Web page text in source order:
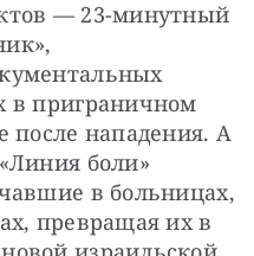
— 23-минутный
в приграничном
после нападения. А
боли»
в больницах,
превращая их в